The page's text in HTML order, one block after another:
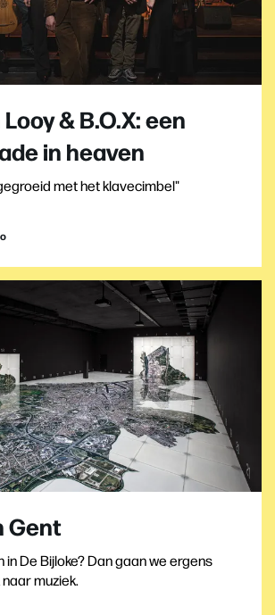
& B.O.X: een
in heaven
met het klavecimbel"
Gent
De Bijloke? Dan gaan we ergens
muziek.